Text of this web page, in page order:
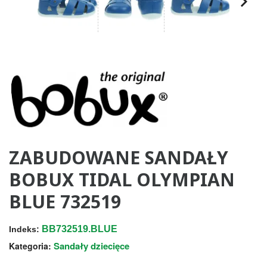
ZABUDOWANE SANDAŁY
BOBUX TIDAL OLYMPIAN
BLUE 732519
Indeks: BB732519.BLUE
Kategoria: Sandały dziecięce